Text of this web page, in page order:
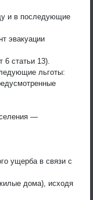
и в последующие
эвакуации
6 статьи 13).
льготы:
—
ущерба в связи с
дома), исходя